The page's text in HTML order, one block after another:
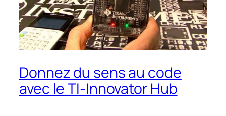
Donnez du sens au code
avec le TI-Innovator Hub